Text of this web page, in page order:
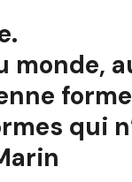
monde,
qui